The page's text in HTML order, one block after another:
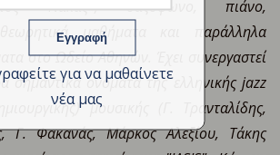
Name
για να μαθαίνετε
νέα μας
Νάκας», σαξόφωνο, πιάνο,
μαθήματα και παράλληλα
στο Ωδείο Αθηνών. Έχει συνεργαστεί
σημαντικά ονόματα της ελληνικής jazz
μουσικής (Γ. Τρανταλίδης,
Γ. Φακανάς, Μάρκος Αλεξίου, Τάκης